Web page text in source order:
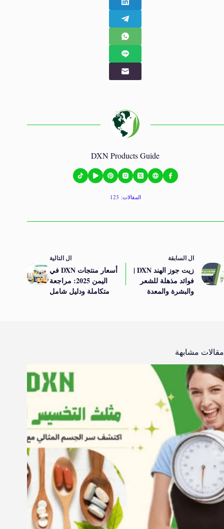
DXN Products Guide
المقالات: 123
الالسابقة
زيت جوز الهند DXN |
فوائد مذهلة للشعر
والبشرة والمعدة
الالتالية
أسعار منتجات DXN في
اليمن 2025: مراجعة
متكاملة ودليل شامل
مقالات مشابهة